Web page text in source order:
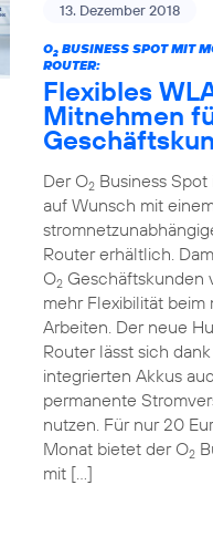
13. Dezember 2018
O2BUSINESS SPOT MIT
ROUTER:
Flexibles
Mitnehmen
Der O2Business Spot
auf Wunsch mit
Router erhältlich.
O2Geschäftskunden
mehr Flexibilität beim
Arbeiten. Der neue
Router lässt sich
integrierten Akkus
permanente
nutzen. Für nur 20
Monat bietet der O2
mit […]